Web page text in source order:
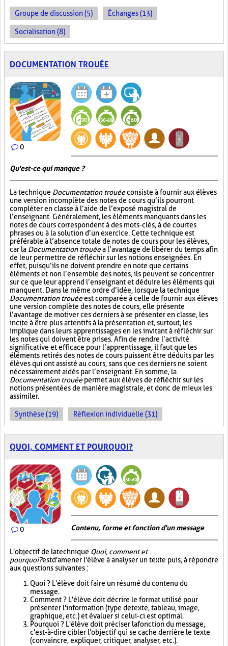
Groupe de discussion (5) Échanges (13)
Socialisation (8)
DOCUMENTATION TROUÉE
0
Qu'est-ce qui manque ?
La technique Documentation trouéeconsiste à fournir aux élèves
une version incomplète des notes de cours qu’ils pourront
compléter en classe à l’aide de l’exposé magistral de
l’enseignant. Généralement, les éléments manquants dans les
notes de cours correspondent à des mots-clés, à de courtes
phrases ou à la solution d’un exercice. Cette technique est
préférable à l’absence totale de notes de cours pour les élèves,
car la Documentation trouéea l’avantage de libérer du temps afin
de leur permettre de réfléchir sur les notions enseignées. En
effet, puisqu’ils ne doivent prendre en note que certains
éléments et non l’ensemble des notes, ils peuvent se concentrer
sur ce que leur apprend l’enseignant et déduire les éléments qui
manquent. Dans le même ordre d’idée, lorsque la technique
Documentation trouéeest comparée à celle de fournir aux élèves
une version complète des notes de cours, elle présente
l’avantage de motiver ces derniers à se présenter en classe, les
incite à être plus attentifs à la présentation et, surtout, les
implique dans leurs apprentissages en les invitant à réfléchir sur
les notes qui doivent être prises. Afin de rendre l’activité
significative et efficace pour l’apprentissage, il faut que les
éléments retirés des notes de cours puissent être déduits par les
élèves qui ont assisté au cours, sans que ces derniers ne soient
nécessairement aidés par l’enseignant. En somme, la
Documentation trouéepermet aux élèves de réfléchir sur les
notions présentées de manière magistrale, et donc de mieux les
assimiler.
Synthèse (19) Réflexion individuelle (31)
QUOI, COMMENT ET POURQUOI?
0 Contenu, forme et fonction d'un message
L'objectif de la technique Quoi, comment et
pourquoi?est d'amener l'élève à analyser un texte puis, à répondre
aux questions suivantes :
Quoi ? L'élève doit faire un résumé du contenu du
message.
Comment ? L'élève doit décrire le format utilisé pour
présenter l'information (type de texte, tableau, image,
graphique, etc.) et évaluer si celui-ci est optimal.
Pourquoi ? L'élève doit préciser la fonction du message,
c'est-à-dire cibler l'objectif qui se cache derrière le texte
(convaincre, expliquer, critiquer, analyser, etc.).